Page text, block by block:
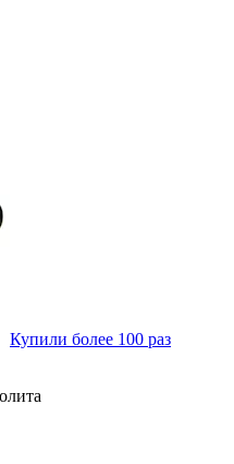
Купили более 100 раз